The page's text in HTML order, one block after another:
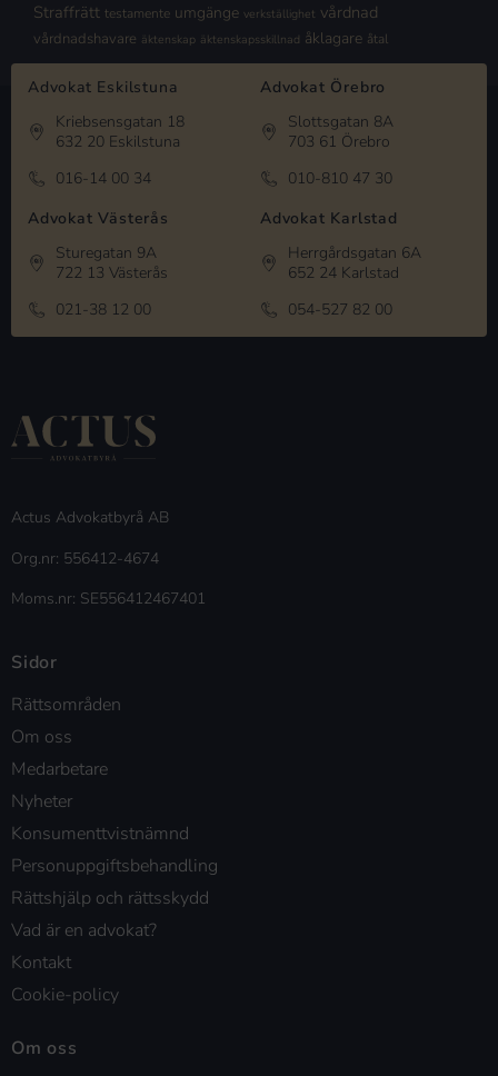
Straffrätt testamente umgänge verkställighet vårdnad
vårdnadshavare äktenskap äktenskapsskillnad åklagare åtal
Advokat Eskilstuna
Kriebsensgatan 18
632 20 Eskilstuna
016-14 00 34
Advokat Örebro
Slottsgatan 8A
703 61 Örebro
010-810 47 30
Advokat Västerås
Sturegatan 9A
722 13 Västerås
021-38 12 00
Advokat Karlstad
Herrgårdsgatan 6A
652 24 Karlstad
054-527 82 00
Actus Advokatbyrå AB
Org.nr: 556412-4674
Moms.nr: SE556412467401
Sidor
Rättsområden
Om oss
Medarbetare
Nyheter
Konsumenttvistnämnd
Personuppgiftsbehandling
Rättshjälp och rättsskydd
Vad är en advokat?
Kontakt
Cookie-policy
Om oss